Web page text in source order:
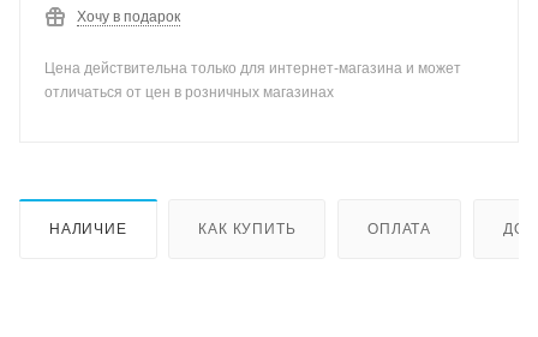
Хочу в подарок
Цена действительна только для интернет-магазина и может
отличаться от цен в розничных магазинах
НАЛИЧИЕ КАК КУПИТЬ ОПЛАТА